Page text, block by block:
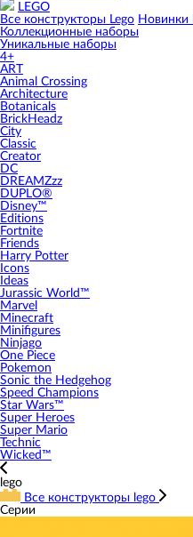
LEGO
Все конструкторы Lego Новинки
Коллекционные наборы
Уникальные наборы
4+
ART
Animal Crossing
Architecture
Botanicals
BrickHeadz
City
Classic
Creator
DC
DREAMZzz
DUPLO®
Disney™
Editions
Fortnite
Friends
Harry Potter
Icons
Ideas
Jurassic World™
Marvel
Minecraft
Minifigures
Ninjago
One Piece
Pokemon
Sonic the Hedgehog
Speed Champions
Star Wars™
Super Heroes
Super Mario
Technic
Wicked™
lego
Все конструкторы lego
Серии